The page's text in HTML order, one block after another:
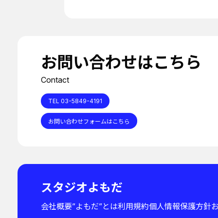
お問い合わせはこちら
Contact
TEL 03-5849-4191
お問い合わせフォームはこちら
スタジオよもだ
会社概要”よもだ”とは利用規約個人情報保護方針